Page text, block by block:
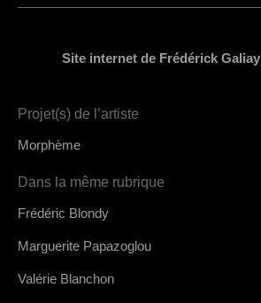
Site internet de Frédérick Galiay
Projet(s) de l’artiste
Morphème
Dans la même rubrique
Frédéric Blondy
Marguerite Papazoglou
Valérie Blanchon